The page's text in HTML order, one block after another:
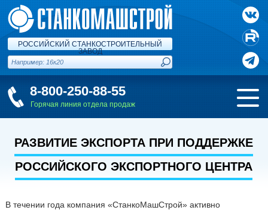
РОССИЙСКИЙ СТАНКОСТРОИТЕЛЬНЫЙ
ЗАВОД
8-800-250-88-55
Горячая линия отдела продаж
РАЗВИТИЕ ЭКСПОРТА ПРИ ПОДДЕРЖКЕ
РОССИЙСКОГО ЭКСПОРТНОГО ЦЕНТРА
В течении года компания «СтанкоМашСтрой» активно